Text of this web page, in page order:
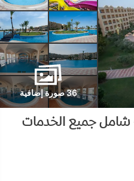
36 صورة إضافية
شامل جميع الخدمات